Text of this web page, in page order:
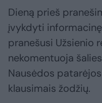
Dieną prieš
įvykdyti
pranešusi Užsienio
nekomentuoja
Nausėdos
klausimais žodžių.